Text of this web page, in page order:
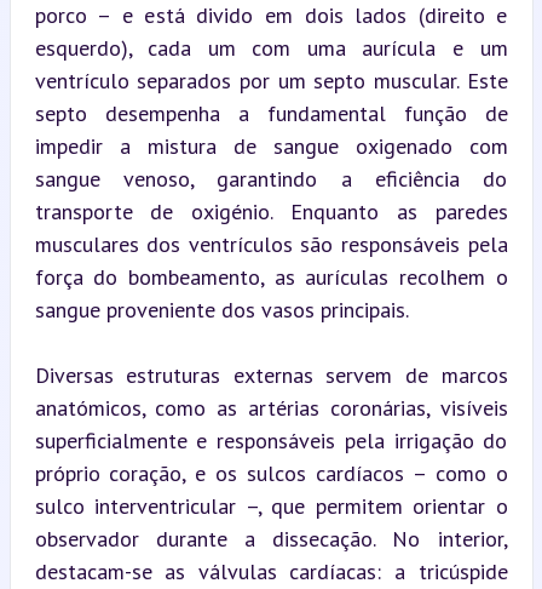
porco – e está divido em dois lados (direito e
esquerdo), cada um com uma aurícula e um
ventrículo separados por um septo muscular. Este
septo desempenha a fundamental função de
impedir a mistura de sangue oxigenado com
sangue venoso, garantindo a eficiência do
transporte de oxigénio. Enquanto as paredes
musculares dos ventrículos são responsáveis pela
força do bombeamento, as aurículas recolhem o
sangue proveniente dos vasos principais.
Diversas estruturas externas servem de marcos
anatómicos, como as artérias coronárias, visíveis
superficialmente e responsáveis pela irrigação do
próprio coração, e os sulcos cardíacos – como o
sulco interventricular –, que permitem orientar o
observador durante a dissecação. No interior,
destacam-se as válvulas cardíacas: a tricúspide